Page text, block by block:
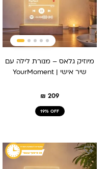
מיוזיק גלאס – מנורת לילה עם
שיר אישי | YourMoment
₪ 209
19% OFF